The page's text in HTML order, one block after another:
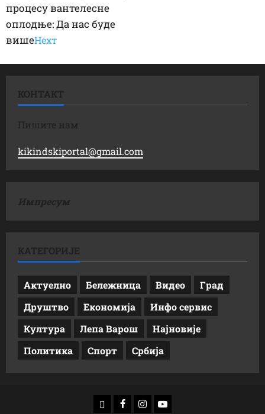
процесу вантелесне
оплодње: Да нас буде
вишеНеxт
КОНТАКТ
Пишите нам
kikindskiportal@gmail.com
Импресум
КАТЕГОРИЈЕ
Актуелно Бележница Видео
Град
Друштво
Економија
Инфо сервис
Култура
Лепа Варош
Најновије
Политика
Спорт Србија
доwнлоад
Фацебоок
Инстаграм
Yоутубе